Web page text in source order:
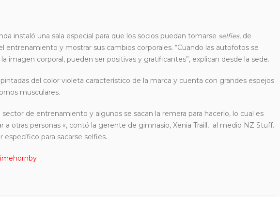
instaló una sala especial para que los socios puedan tomarse selfies, de
entrenamiento y mostrar sus cambios corporales. “Cuando las autofotos se
imagen corporal, pueden ser positivas y gratificantes”, explican desde la sede.
del color violeta característico de la marca y cuenta con grandes espejos
musculares.
de entrenamiento y algunos se sacan la remera para hacerlo, lo cual es
otras personas «, contó la gerente de gimnasio, Xenia Traill, al medio NZ Stuff.
específico para sacarse selfies.